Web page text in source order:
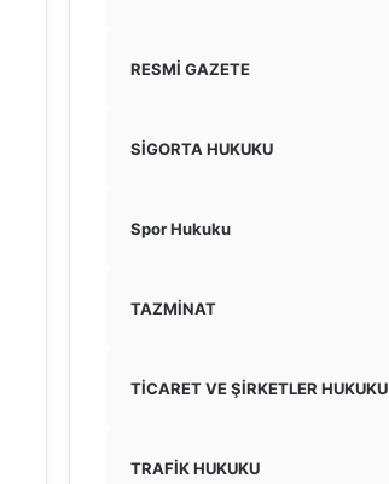
RESMİ GAZETE
SİGORTA HUKUKU
Spor Hukuku
TAZMİNAT
TİCARET VE ŞİRKETLER HUKUKU
TRAFİK HUKUKU